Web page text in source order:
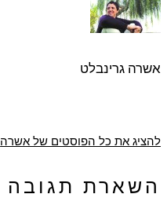
אשרה גרינבלט
להציג את כל הפוסטים של אשרה
השארת תגובה